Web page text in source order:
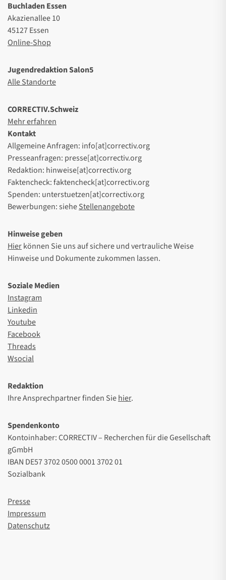
Buchladen Essen
Akazienallee 10
45127 Essen
Online-Shop
Jugendredaktion Salon5
Alle Standorte
CORRECTIV.Schweiz
Mehr erfahren
Kontakt
Allgemeine Anfragen: info[at]correctiv.org
Presseanfragen: presse[at]correctiv.org
Redaktion: hinweise[at]correctiv.org
Faktencheck: faktencheck[at]correctiv.org
Spenden: unterstuetzen[at]correctiv.org
Bewerbungen: sieheStellenangebote
Hinweise geben
Hierkönnen Sie uns auf sichere und vertrauliche Weise
Hinweise und Dokumente zukommen lassen.
Soziale Medien
Instagram
Linkedin
Youtube
Facebook
Threads
Wsocial
Redaktion
Ihre Ansprechpartner finden Siehier.
Spendenkonto
Kontoinhaber: CORRECTIV – Recherchen für die Gesellschaft
gGmbH
IBAN DE57 3702 0500 0001 3702 01
Sozialbank
Presse
Impressum
Datenschutz